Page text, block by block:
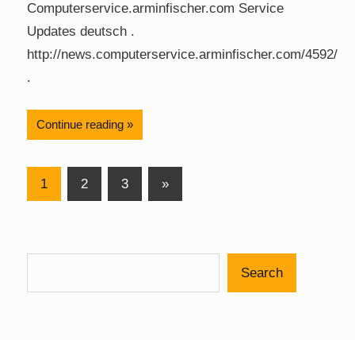
Computerservice.arminfischer.com Service
Updates deutsch .
http://news.computerservice.arminfischer.com/4592/
.
Continue reading
Posts
1 2 3
Next
Posts
»
Search